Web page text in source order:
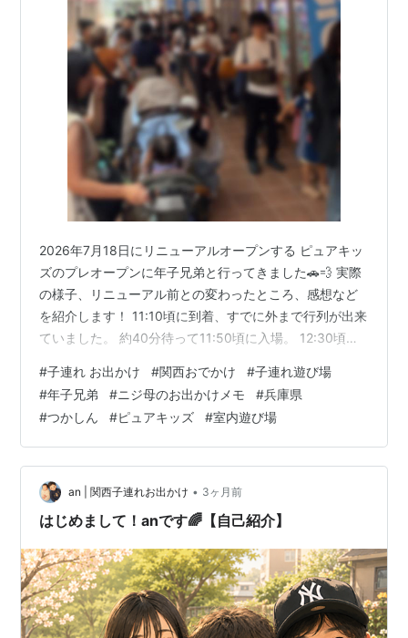
2026年7月18日にリニューアルオープンする ピュアキッ
ズのプレオープンに年子兄弟と行ってきました🚗💨 実際
の様子、リニューアル前との変わったところ、感想など
を紹介します！ 11:10頃に到着、すでに外まで行列が出来
ていました。 約40分待って11:50頃に入場。 12:30頃に
いました😓 リニューアル後も遊び場の内容は大きく変わ
った印象はありませんでしたが、 全体的にきれいになっ
ていました！ 大きく変更されていた点はこちら ・🍼ミル
クの調乳用のお湯が設置 ・🤸キッズジムが増えた ・🍳ご
っこ遊びスペースが充実 ・🔵ボールプールに新しい仕掛
け …
#子連れ お出かけ #関西おでかけ #子連れ遊び場
#年子兄弟 #ニジ母のお出かけメモ #兵庫県
#つかしん #ピュアキッズ #室内遊び場
an | 関西子連れお出かけ • 3ヶ月前
はじめまして！anです🌈【自己紹介】